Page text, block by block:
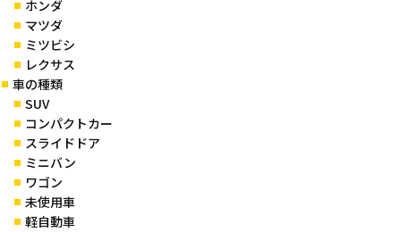
ホンダ
マツダ
ミツビシ
レクサス
車の種類
SUV
コンパクトカー
スライドドア
ミニバン
ワゴン
未使用車
軽自動車